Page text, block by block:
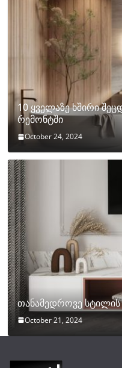
10 ყველაზე ხშირი
რემონტში
October 24, 2024
თანამედროვე
October 21, 2024